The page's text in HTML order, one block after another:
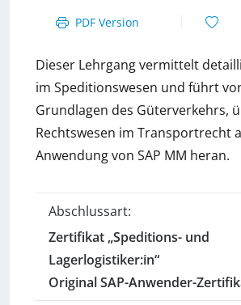
PDF Version
Dieser Lehrgang vermittelt
im Speditionswesen und führt
Grundlagen des Güterverkehrs,
Rechtswesen im Transportrecht
Anwendung von SAP MM heran.
Abschlussart:
Zertifikat „Speditions- und
Lagerlogistiker:in“
Original SAP-Anwender-